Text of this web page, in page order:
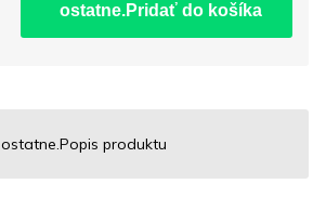
ostatne.Pridať do košíka
ostatne.Popis produktu